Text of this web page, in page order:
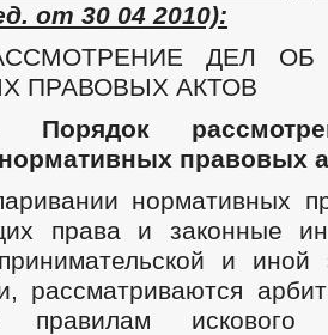
от 30 04 2010):
ДЕЛ ОБ
ПРАВОВЫХ АКТОВ
Порядок
правовых
нормативных
права и законные
и иной
рассматриваются
искового